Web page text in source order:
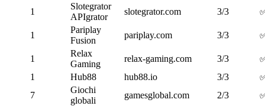
1
Slotegrator
APIgrator
slotegrator.com 3/3
1
Pariplay
Fusion
pariplay.com 3/3
1
Relax
Gaming
relax-gaming.com 3/3
1
Hub88 hub88.io 3/3
7
Giochi
globali
gamesglobal.com 2/3